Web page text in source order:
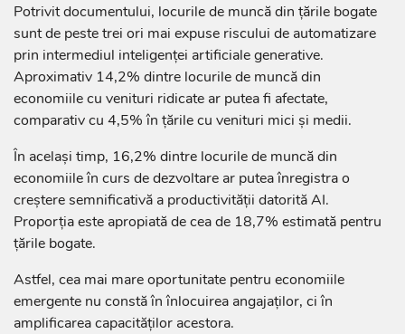
Potrivit documentului, locurile de muncă din țările bogate
sunt de peste trei ori mai expuse riscului de automatizare
prin intermediul inteligenței artificiale generative.
Aproximativ 14,2% dintre locurile de muncă din
economiile cu venituri ridicate ar putea fi afectate,
comparativ cu 4,5% în țările cu venituri mici și medii.
În același timp, 16,2% dintre locurile de muncă din
economiile în curs de dezvoltare ar putea înregistra o
creștere semnificativă a productivității datorită AI.
Proporția este apropiată de cea de 18,7% estimată pentru
țările bogate.
Astfel, cea mai mare oportunitate pentru economiile
emergente nu constă în înlocuirea angajaților, ci în
amplificarea capacităților acestora.